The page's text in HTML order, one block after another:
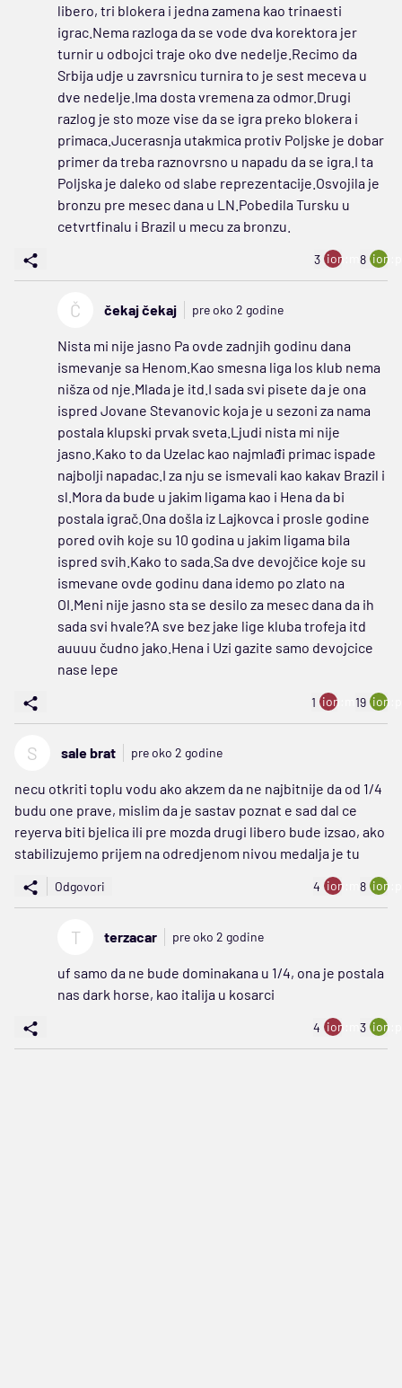
libero, tri blokera i jedna zamena kao trinaesti
igrac.Nema razloga da se vode dva korektora jer
turnir u odbojci traje oko dve nedelje.Recimo da
Srbija udje u zavrsnicu turnira to je sest meceva u
dve nedelje.Ima dosta vremena za odmor.Drugi
razlog je sto moze vise da se igra preko blokera i
primaca.Jucerasnja utakmica protiv Poljske je dobar
primer da treba raznovrsno u napadu da se igra.I ta
Poljska je daleko od slabe reprezentacije.Osvojila je
bronzu pre mesec dana u LN.Pobedila Tursku u
cetvrtfinalu i Brazil u mecu za bronzu.
3 ion:minus
8
Č čekaj čekaj pre oko 2 godine
Nista mi nije jasno Pa ovde zadnjih godinu dana
ismevanje sa Henom.Kao smesna liga los klub nema
nišza od nje.Mlada je itd.I sada svi pisete da je ona
ispred Jovane Stevanovic koja je u sezoni za nama
postala klupski prvak sveta.Ljudi nista mi nije
jasno.Kako to da Uzelac kao najmlađi primac ispade
najbolji napadac.I za nju se ismevali kao kakav Brazil i
sl.Mora da bude u jakim ligama kao i Hena da bi
postala igrač.Ona došla iz Lajkovca i prosle godine
pored ovih koje su 10 godina u jakim ligama bila
ispred svih.Kako to sada.Sa dve devojčice koje su
ismevane ovde godinu dana idemo po zlato na
OI.Meni nije jasno sta se desilo za mesec dana da ih
sada svi hvale?A sve bez jake lige kluba trofeja itd
auuuu čudno jako.Hena i Uzi gazite samo devojcice
nase lepe
1 ion:minus
19
S sale brat pre oko 2 godine
necu otkriti toplu vodu ako akzem da ne najbitnije da od 1/4
budu one prave, mislim da je sastav poznat e sad dal ce
reyerva biti bjelica ili pre mozda drugi libero bude izsao, ako
stabilizujemo prijem na odredjenom nivou medalja je tu
Odgovori 4 ion:minus
8
T terzacar pre oko 2 godine
uf samo da ne bude dominakana u 1/4, ona je postala
nas dark horse, kao italija u kosarci
4 ion:minus
3